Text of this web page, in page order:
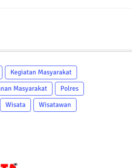
Kegiatan Masyarakat
Masyarakat
Polres
Wisata
Wisatawan